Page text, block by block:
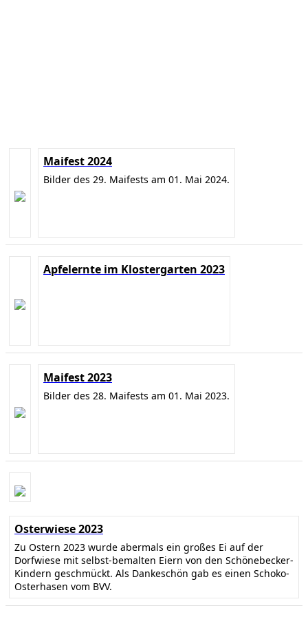
Maifest 2024
Bilder des 29. Maifests am 01. Mai 2024.
Apfelernte im Klostergarten 2023
Maifest 2023
Bilder des 28. Maifests am 01. Mai 2023.
Osterwiese 2023
Zu Ostern 2023 wurde abermals ein großes Ei auf der
Dorfwiese mit selbst-bemalten Eiern von den Schönebecker-
Kindern geschmückt. Als Dankeschön gab es einen Schoko-
Osterhasen vom BVV.